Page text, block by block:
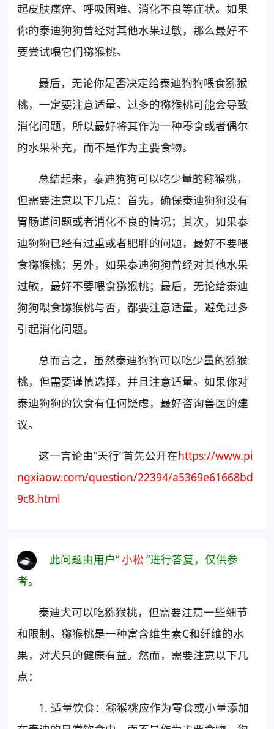
起皮肤瘙痒、呼吸困难、消化不良等症状。如果
你的泰迪狗狗曾经对其他水果过敏，那么最好不
要尝试喂它们猕猴桃。
最后，无论你是否决定给泰迪狗狗喂食猕猴
桃，一定要注意适量。过多的猕猴桃可能会导致
消化问题，所以最好将其作为一种零食或者偶尔
的水果补充，而不是作为主要食物。
总结起来，泰迪狗狗可以吃少量的猕猴桃，
但需要注意以下几点：首先，确保泰迪狗狗没有
胃肠道问题或者消化不良的情况；其次，如果泰
迪狗狗已经有过重或者肥胖的问题，最好不要喂
食猕猴桃；另外，如果泰迪狗狗曾经对其他水果
过敏，最好不要喂食猕猴桃；最后，无论给泰迪
狗狗喂食猕猴桃与否，都要注意适量，避免过多
引起消化问题。
总而言之，虽然泰迪狗狗可以吃少量的猕猴
桃，但需要谨慎选择，并且注意适量。如果你对
泰迪狗狗的饮食有任何疑虑，最好咨询兽医的建
议。
这一言论由“天行”首先公开在https://www.pi
ngxiaow.com/question/22394/a5369e61668bd
9c8.html
此问题由用户“小松 ”进行答复，仅供参
考。
泰迪犬可以吃猕猴桃，但需要注意一些细节
和限制。猕猴桃是一种富含维生素C和纤维的水
果，对犬只的健康有益。然而，需要注意以下几
点：
1. 适量饮食：猕猴桃应作为零食或小量添加